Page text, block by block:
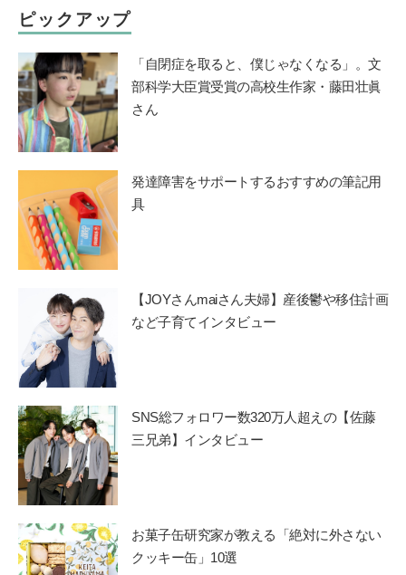
ピックアップ
「自閉症を取ると、僕じゃなくなる」。文
部科学大臣賞受賞の高校生作家・藤田壮眞
さん
発達障害をサポートするおすすめの筆記用
具
【JOYさんmaiさん夫婦】産後鬱や移住計画
など子育てインタビュー
SNS総フォロワー数320万人超えの【佐藤
三兄弟】インタビュー
お菓子缶研究家が教える「絶対に外さない
クッキー缶」10選